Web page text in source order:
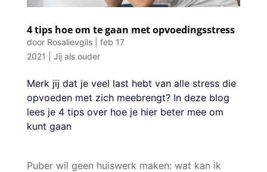
4 tips hoe om te gaan met opvoedingsstress
door Rosalievgils| feb 17
2021
Jij als ouder
Merk jij dat je veel last hebt van alle stress die
opvoeden met zich meebrengt? In deze blog
lees je 4 tips over hoe je hier beter mee om
kunt gaan
Puber wil geen huiswerk maken: wat kan ik